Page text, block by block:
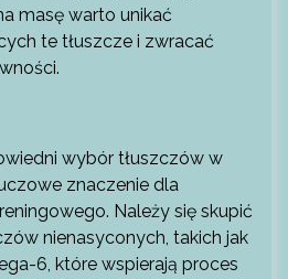
masę warto unikać
te tłuszcze i zwracać
wybór tłuszczów w
znaczenie dla
Należy się skupić
nienasyconych, takich jak
6, które wspierają proces